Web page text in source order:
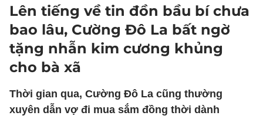
Lên tiếng về tin đồn bầu bí chưa
bao lâu, Cường Đô La bất ngờ
tặng nhẫn kim cương khủng
cho bà xã
Thời gian qua, Cường Đô La cũng thường
xuyên dẫn vợ đi mua sắm đồng thời dành